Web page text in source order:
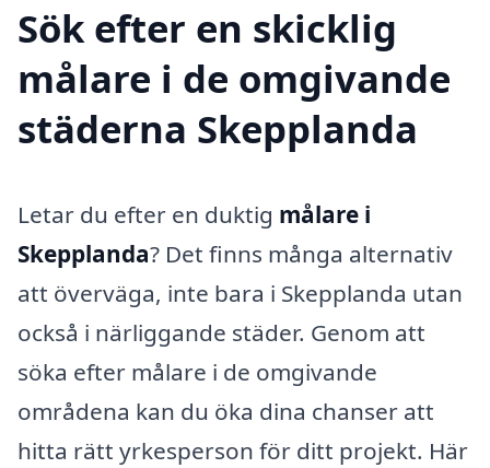
Sök efter en skicklig
målare i de omgivande
städerna Skepplanda
Letar du efter en duktig målare i
Skepplanda? Det finns många alternativ
att överväga, inte bara i Skepplanda utan
också i närliggande städer. Genom att
söka efter målare i de omgivande
områdena kan du öka dina chanser att
hitta rätt yrkesperson för ditt projekt. Här